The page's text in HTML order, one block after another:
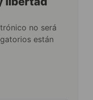
no será
están